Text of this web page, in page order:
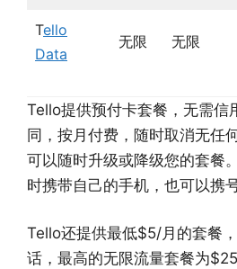
Tello
Data
无限 无限
Tello提供预付卡套餐，无需信
同，按月付费，随时取消无任
可以随时升级或降级您的套餐
时携带自己的手机，也可以携
Tello还提供最低$5/月的套餐
话，最高的无限流量套餐为